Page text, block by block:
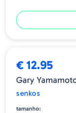
€ 12.95
Gary
senkos
tamanho: